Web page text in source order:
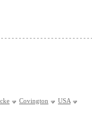
Covington USA